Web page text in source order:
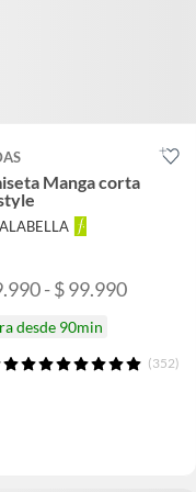
Manga corta
- $ 99.990
desde 90min
(352)